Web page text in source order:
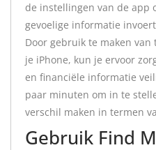
de instellingen van de app
gevoelige informatie
Door gebruik te maken
je iPhone, kun je ervoor
en financiële informatie
paar minuten om in te
verschil maken in termen
Gebruik Find